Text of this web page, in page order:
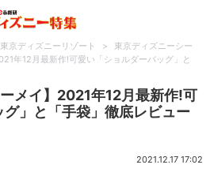
東京ディズニーリゾート >
東京ディズニーシー
年12月最新作!可愛い「ショルダーバッグ」と
ーメイ】2021年12月最新作!可
」と「手袋」徹底レビュー
2021.12.17 17:02